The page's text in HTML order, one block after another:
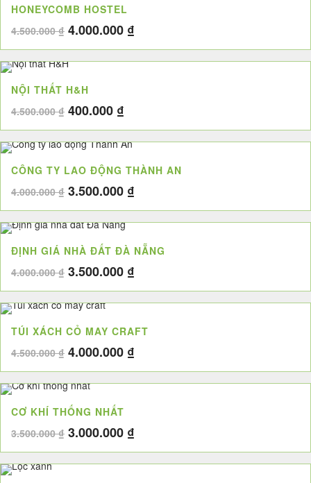
HONEYCOMB HOSTEL
4.500.000₫ Giá
gốc
là:
4.000.000 ₫
hiện
tại
NỘI THẤT H&H
4.500.000₫ Giá
gốc
là:
400.000 ₫
hiện
tại
400.000 ₫.
CÔNG TY LAO ĐỘNG THÀNH AN
4.000.000₫ Giá
gốc
là:
3.500.000 ₫
hiện
tại
3.500.000 ₫.
ĐỊNH GIÁ NHÀ ĐẤT ĐÀ NẴNG
4.000.000₫ Giá
gốc
là:
3.500.000 ₫
hiện
tại
3.500.000 ₫.
TÚI XÁCH CỎ MAY CRAFT
4.500.000₫ Giá
gốc
là:
4.000.000 ₫
hiện
tại
CƠ KHÍ THỐNG NHẤT
3.500.000₫ Giá
gốc
là:
3.000.000 ₫
hiện
tại